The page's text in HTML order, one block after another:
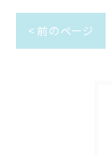
< 前のページ